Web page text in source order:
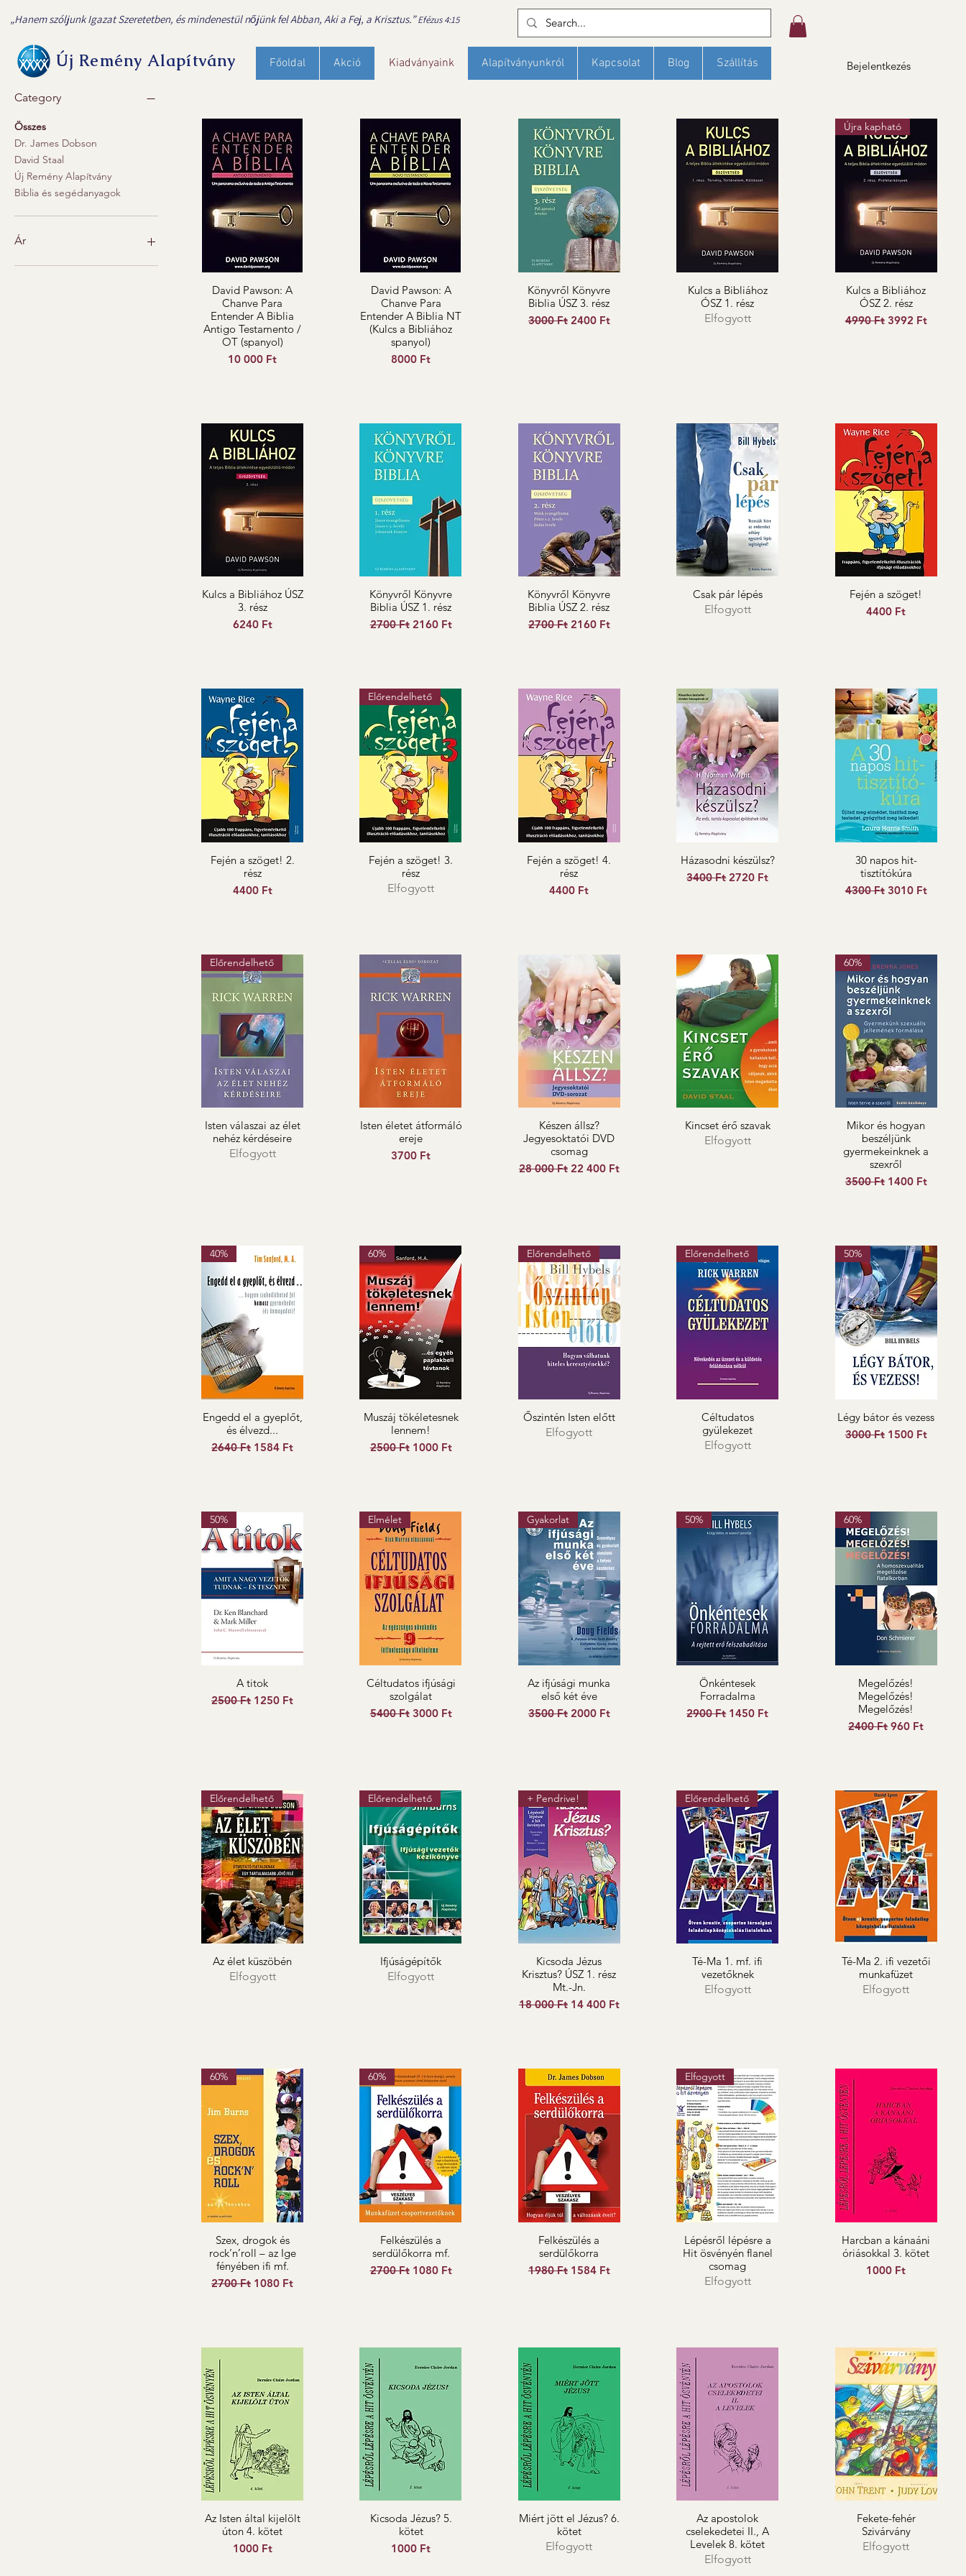
„Hanem szóljunk Igazat Szeretetben, és mindenestül nőjünk fel Abban, Aki a Fej, a Krisztus.”Efézus 4:15
Új Remény Alapítvány Főoldal Akció Kiadványaink Alapítványunkról Kapcsolat Blog Szállítás Bejelentkezés
Kiadványaink
Category
Összes
Dr. James Dobson
David Staal
Új Remény Alapítvány
Biblia és segédanyagok
Ár
David Pawson: A
Chanve Para
Entender A Biblia
Antigo Testamento /
OT (spanyol)
Ár
10 000 Ft
David Pawson: A
Chanve Para
Entender A Biblia NT
(Kulcs a Bibliához
spanyol)
Ár
8000 Ft
Könyvről Könyvre
Biblia ÚSZ 3. rész
Szokásos ár
3000 Ft Akciós ár
2400 Ft
Kulcs a Bibliához
ÓSZ 1. rész
Elfogyott
Újra kapható
Kulcs a Bibliához
ÓSZ 2. rész
Szokásos ár
4990 Ft Akciós ár
3992 Ft
Kulcs a Bibliához ÚSZ
3. rész
Ár
6240 Ft
Könyvről Könyvre
Biblia ÚSZ 1. rész
Szokásos ár
2700 Ft Akciós ár
2160 Ft
Könyvről Könyvre
Biblia ÚSZ 2. rész
Szokásos ár
2700 Ft Akciós ár
2160 Ft
Csak pár lépés
Elfogyott
Fején a szöget!
Ár
4400 Ft
Fején a szöget! 2.
rész
Ár
4400 Ft
Előrendelhető
Fején a szöget! 3.
rész
Elfogyott
Fején a szöget! 4.
rész
Ár
4400 Ft
Házasodni készülsz?
Szokásos ár
3400 Ft Akciós ár
2720 Ft
30 napos hit-
tisztítókúra
Szokásos ár
4300 Ft Akciós ár
3010 Ft
Előrendelhető
Isten válaszai az élet
nehéz kérdéseire
Elfogyott
Isten életet átformáló
ereje
Ár
3700 Ft
Készen állsz?
Jegyesoktatói DVD
csomag
Szokásos ár
28 000 Ft Akciós ár
22 400 Ft
Kincset érő szavak
Elfogyott
60%
Mikor és hogyan
beszéljünk
gyermekeinknek a
szexről
Szokásos ár
3500 Ft Akciós ár
1400 Ft
40%
Engedd el a gyeplőt,
és élvezd...
Szokásos ár
2640 Ft Akciós ár
1584 Ft
60%
Muszáj tökéletesnek
lennem!
Szokásos ár
2500 Ft Akciós ár
1000 Ft
Előrendelhető
Őszintén Isten előtt
Elfogyott
Előrendelhető
Céltudatos
gyülekezet
Elfogyott
50%
Légy bátor és vezess
Szokásos ár
3000 Ft Akciós ár
1500 Ft
50%
A titok
Szokásos ár
2500 Ft Akciós ár
1250 Ft
Elmélet
Céltudatos ifjúsági
szolgálat
Szokásos ár
5400 Ft Akciós ár
3000 Ft
Gyakorlat
Az ifjúsági munka
első két éve
Szokásos ár
3500 Ft Akciós ár
2000 Ft
50%
Önkéntesek
Forradalma
Szokásos ár
2900 Ft Akciós ár
1450 Ft
60%
Megelőzés!
Megelőzés!
Megelőzés!
Szokásos ár
2400 FtAkciós ár
960 Ft
Előrendelhető
Az élet küszöbén
Elfogyott
Előrendelhető
Ifjúságépítők
Elfogyott
+ Pendrive!
Kicsoda Jézus
Krisztus? ÚSZ 1. rész
Mt.-Jn.
Szokásos ár
18 000 Ft Akciós ár
14 400 Ft
Előrendelhető
Té-Ma 1. mf. ifi
vezetőknek
Elfogyott
Té-Ma 2. ifi vezetői
munkafüzet
Elfogyott
60%
Szex, drogok és
rock’n’roll – az Ige
fényében ifi mf.
Szokásos ár
2700 Ft Akciós ár
1080 Ft
60%
Felkészülés a
serdülőkorra mf.
Szokásos ár
2700 Ft Akciós ár
1080 Ft
Felkészülés a
serdülőkorra
Szokásos ár
1980 Ft Akciós ár
1584 Ft
Elfogyott
Lépésről lépésre a
Hit ösvényén flanel
csomag
Elfogyott
Harcban a kánaáni
óriásokkal 3. kötet
Ár
1000 Ft
Az Isten által kijelölt
úton 4. kötet
Ár
1000 Ft
Kicsoda Jézus? 5.
kötet
Ár
1000 Ft
Miért jött el Jézus? 6.
kötet
Elfogyott
Az apostolok
cselekedetei II., A
Levelek 8. kötet
Elfogyott
Fekete-fehér
Szivárvány
Elfogyott